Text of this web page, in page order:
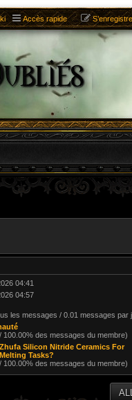
Accès rapide
04:41
04:57
les messages / 0.01 messages par
100.00% des messages du membre)
Silicon Nitride Ceramics For
Tasks?
100.00% des messages du membre)